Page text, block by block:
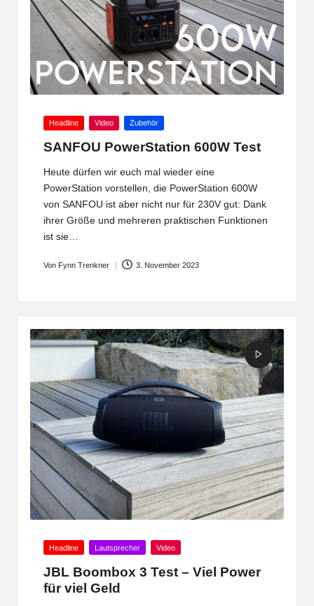
Posted
Headline Video Zubehör
SANFOU PowerStation 600W Test
Heute dürfen wir euch mal wieder eine
PowerStation vorstellen, die PowerStation 600W
von SANFOU ist aber nicht nur für 230V gut: Dank
ihrer Größe und mehreren praktischen Funktionen
ist sie…
Posted
Von Fynn Trenkner 3. November 2023
Posted
Headline Lautsprecher Video
JBL Boombox 3 Test – Viel Power
für viel Geld